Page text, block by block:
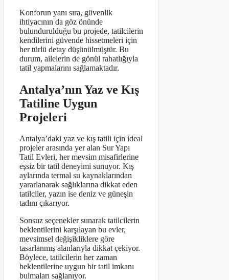
Konforun yanı sıra, güvenlik
ihtiyacının da göz önünde
bulundurulduğu bu projede, tatilcilerin
kendilerini güvende hissetmeleri için
her türlü detay düşünülmüştür. Bu
durum, ailelerin de gönül rahatlığıyla
tatil yapmalarını sağlamaktadır.
Antalya’nın Yaz ve Kış
Tatiline Uygun
Projeleri
Antalya’daki yaz ve kış tatili için ideal
projeler arasında yer alan Sur Yapı
Tatil Evleri, her mevsim misafirlerine
eşsiz bir tatil deneyimi sunuyor. Kış
aylarında termal su kaynaklarından
yararlanarak sağlıklarına dikkat eden
tatilciler, yazın ise deniz ve güneşin
tadını çıkarıyor.
Sonsuz seçenekler sunarak tatilcilerin
beklentilerini karşılayan bu evler,
mevsimsel değişikliklere göre
tasarlanmış alanlarıyla dikkat çekiyor.
Böylece, tatilcilerin her zaman
beklentilerine uygun bir tatil imkanı
bulmaları sağlanıyor.